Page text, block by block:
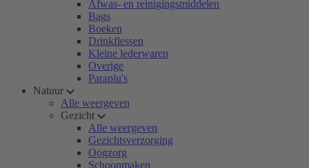
Afwas- en reinigingsmiddelen
Bags
Boeken
Drinkflessen
Kleine lederwaren
Overige
Paraplu's
Natuur
Alle weergeven
Gezicht
Alle weergeven
Gezichtsverzorging
Oogzorg
Schoonmaken